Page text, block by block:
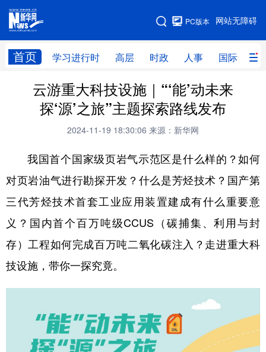
网站无障碍
PC版本
首页 学习进行时 高层 时政 人事 国际 财
网站地图
学习进行时 高层 时政 人事
国际 财经 网评 港澳
科技 科创 量子 体育
文化 书画 健康 军事
法律 中央文件 金融 汽车
食品 人居
学术中国 乡村振兴 银龄 溯源中国
城市 旅游 能源
彩票 娱乐 悦读
云游重大科技设施｜“‘能’动未来
探‘源’之旅”主题探索路线发布
2024-11-19 18:30:06 来源：新华网
我国首个国家级页岩气示范区是什么样的？如何
对页岩油气进行勘探开发？什么是芳烃技术？国产第
三代芳烃技术首套工业应用装置建成有什么重要意
义？国内首个百万吨级CCUS（碳捕集、利用与封
存）工程如何完成百万吨二氧化碳注入？走进重大科
技设施，带你一探究竟。